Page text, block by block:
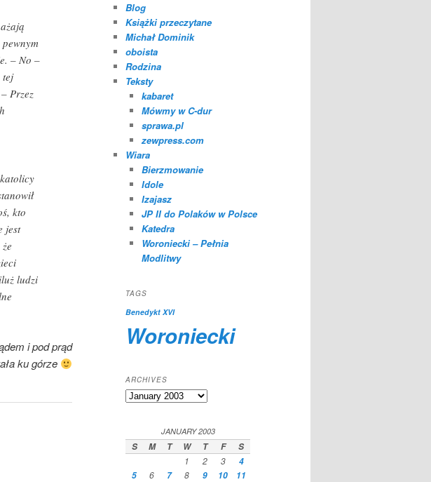
– No –
tej
Przez
kto
jest
ludzi
i pod prąd
ku górze
Blog
Książki przeczytane
Michał Dominik
oboista
Rodzina
Teksty
kabaret
Mówmy w C-dur
sprawa.pl
zewpress.com
Wiara
Bierzmowanie
Idole
Izajasz
JP II do Polaków w Polsce
Katedra
Woroniecki – Pełnia
Modlitwy
TAGS
Benedykt XVI
Woroniecki
ARCHIVES
Archives
JANUARY 2003
S M T W T F
S
1
2 3
4
5
6 7 8 9 10
11